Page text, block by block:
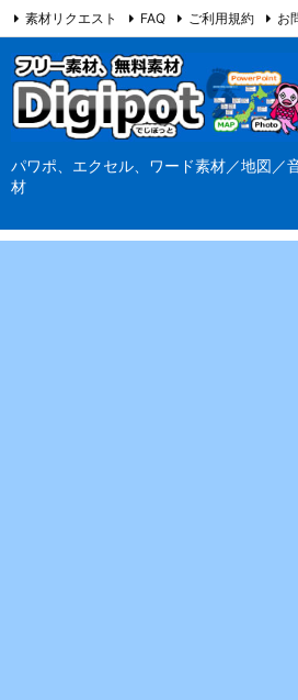
パワポ、エクセル、ワード素材／地図／
材
素材リクエスト FAQ ご利用規約 お
当サイト（Digipot.net）について